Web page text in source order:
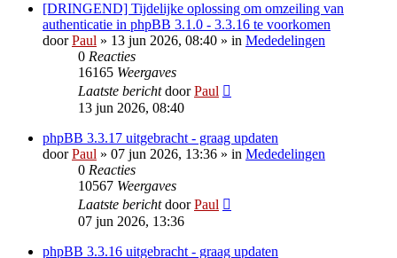
[DRINGEND] Tijdelijke oplossing om omzeiling van
authenticatie in phpBB 3.1.0 - 3.3.16 te voorkomen
doorPaul » 13 jun 2026, 08:40 » in Mededelingen
0 Reacties
16165 Weergaves
Laatste berichtdoorPaul
13 jun 2026, 08:40
phpBB 3.3.17 uitgebracht - graag updaten
doorPaul » 07 jun 2026, 13:36 » in Mededelingen
0 Reacties
10567 Weergaves
Laatste berichtdoorPaul
07 jun 2026, 13:36
phpBB 3.3.16 uitgebracht - graag updaten